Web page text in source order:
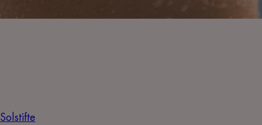
Solstifte